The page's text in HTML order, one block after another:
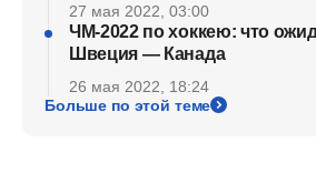
27 мая 2022, 03:00
ЧМ-2022 по хоккею: что
Швеция — Канада
26 мая 2022, 18:24
Больше по этой теме